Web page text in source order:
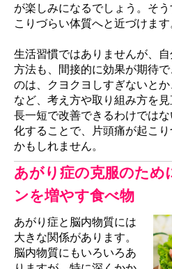
が楽しみになるでしょう。そ
こりづらい体質へと近づけます
生活習慣ではありませんが、
方法も、間接的に効果が期待
のは、クヨクヨしすぎないと
など、考え方や取り組み方を
長一短で改善できるわけでは
化することで、片頭痛が起こ
かもしれません。
あがり症の克服のため
ンを増やす食べ物
あがり症と脳内物質には
大きな関係があります。
脳内物質にもいろいろあ